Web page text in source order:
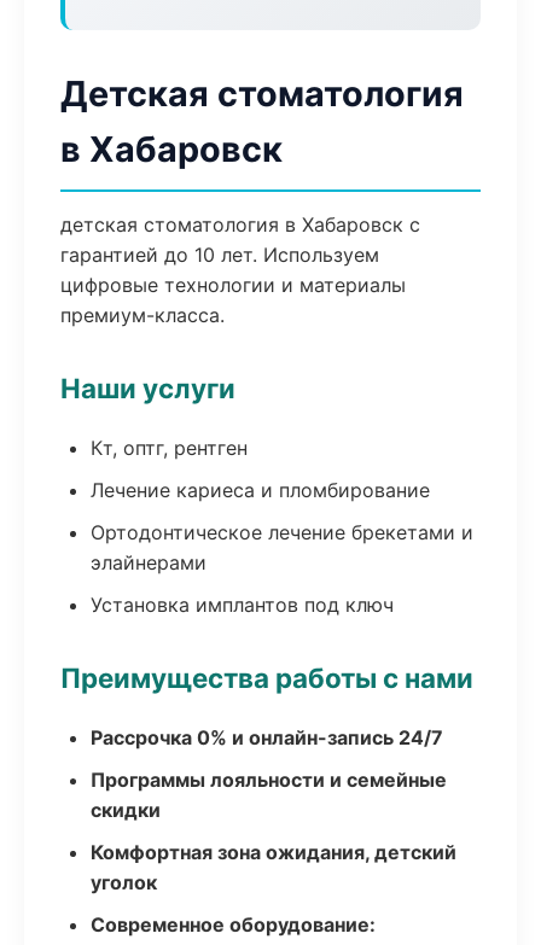
Детская стоматология
в Хабаровск
детская стоматология в Хабаровск с
гарантией до 10 лет. Используем
цифровые технологии и материалы
премиум-класса.
Наши услуги
Кт, оптг, рентген
Лечение кариеса и пломбирование
Ортодонтическое лечение брекетами и
элайнерами
Установка имплантов под ключ
Преимущества работы с нами
Рассрочка 0% и онлайн-запись 24/7
Программы лояльности и семейные
скидки
Комфортная зона ожидания, детский
уголок
Современное оборудование: